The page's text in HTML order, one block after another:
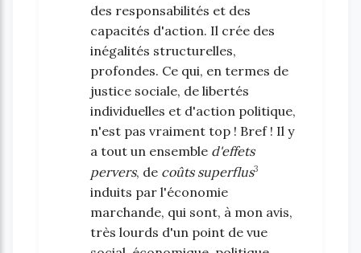
des responsabilités et des
capacités d'action. Il crée des
inégalités structurelles,
profondes. Ce qui, en termes de
justice sociale, de libertés
individuelles et d'action politique,
n'est pas vraiment top ! Bref ! Il y
a tout un ensemble d'effets
pervers, de coûts superflus3
induits par l'économie
marchande, qui sont, à mon avis,
très lourds d'un point de vue